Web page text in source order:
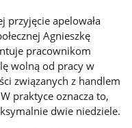
przyjęcie apelowała
Agnieszkę
pracownikom
wolną od pracy w
związanych z handlem
praktyce oznacza to,
dwie niedziele.